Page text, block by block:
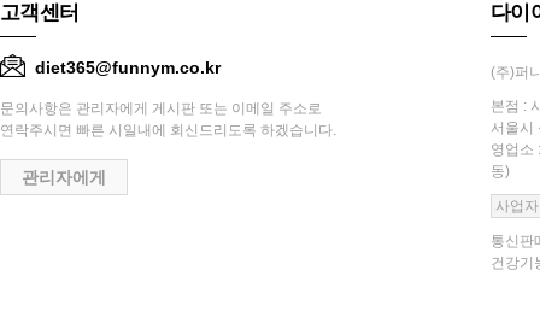
고객센터
diet365@funnym.co.kr
문의사항은 관리자에게 게시판 또는 이메일 주소로
연락주시면 빠른 시일내에 회신드리도록 하겠습니다.
관리자에게
다이
(주)퍼
본점 :
서울시
영업소
동)
사업
통신판
건강기